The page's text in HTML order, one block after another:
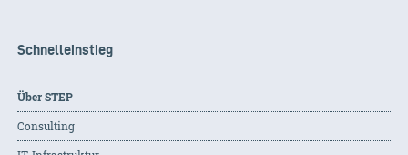
Schnelleinstieg
Über STEP
Consulting